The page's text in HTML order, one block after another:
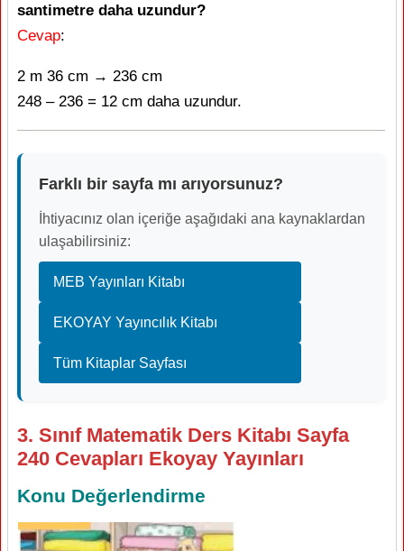
santimetre daha uzundur?
Cevap:
2 m 36 cm → 236 cm
248 – 236 = 12 cm daha uzundur.
Farklı bir sayfa mı arıyorsunuz?
İhtiyacınız olan içeriğe aşağıdaki ana kaynaklardan
ulaşabilirsiniz:
MEB Yayınları Kitabı
EKOYAY Yayıncılık Kitabı
Tüm Kitaplar Sayfası
3. Sınıf Matematik Ders Kitabı Sayfa
240 Cevapları Ekoyay Yayınları
Konu Değerlendirme